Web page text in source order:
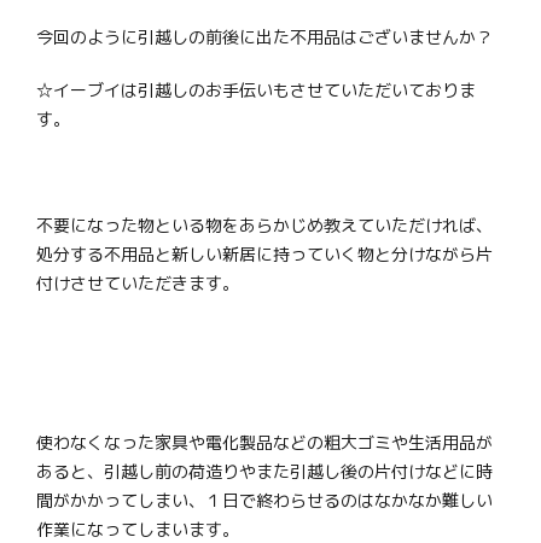
今回のように引越しの前後に出た不用品はございませんか？
☆イーブイは引越しのお手伝いもさせていただいておりま
す。
不要になった物といる物をあらかじめ教えていただければ、
処分する不用品と新しい新居に持っていく物と分けながら片
付けさせていただきます。
使わなくなった家具や電化製品などの粗大ゴミや生活用品が
あると、引越し前の荷造りやまた引越し後の片付けなどに時
間がかかってしまい、１日で終わらせるのはなかなか難しい
作業になってしまいます。